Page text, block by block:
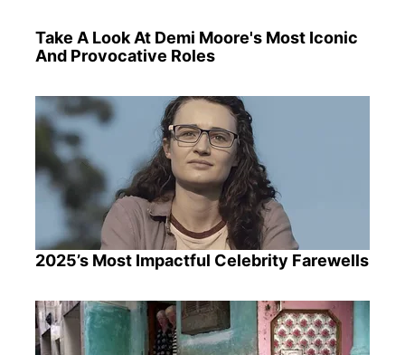
Take A Look At Demi Moore's Most Iconic
And Provocative Roles
2025’s Most Impactful Celebrity Farewells